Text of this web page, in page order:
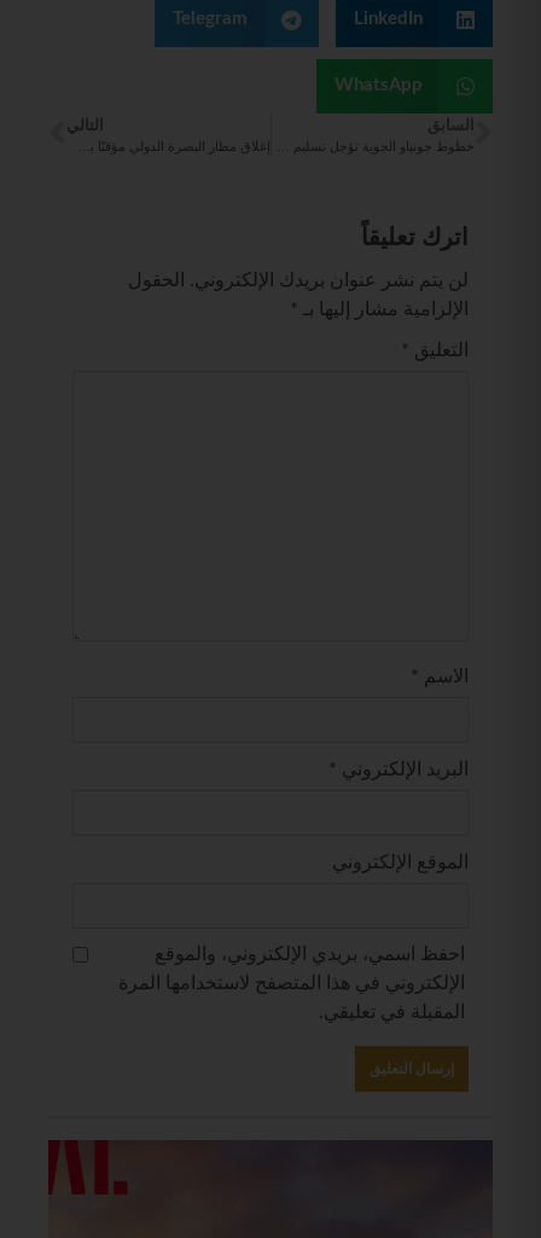
LinkedIn
Telegram
WhatsApp
السابق التالي
اترك تعليقاً
لن يتم نشر عنوان بريدك الإلكتروني.
الحقول
الإلزامية مشار إليها بـ
*
التعليق *
الاسم *
البريد الإلكتروني *
الموقع الإلكتروني
احفظ اسمي، بريدي الإلكتروني، والموقع
الإلكتروني في هذا المتصفح لاستخدامها المرة
المقبلة في تعليقي.